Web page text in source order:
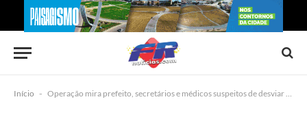
Início - Operação mira prefeito, secretários e médicos suspeitos de desviar R$ 12 milhões da saúde pública na Bahia